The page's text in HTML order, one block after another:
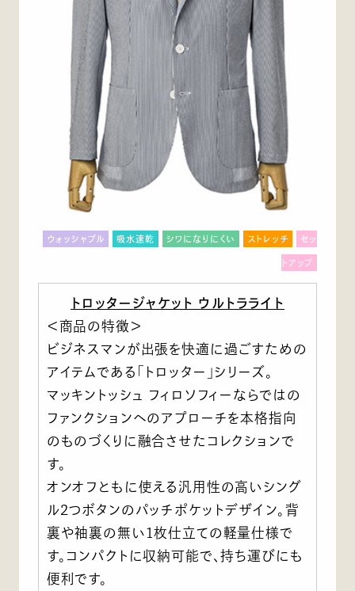
ウォッシャブル 吸水速乾 シワになりにくい ストレッチ セッ
トアップ
トロッタージャケット ウルトラライト
＜商品の特徴＞
ビジネスマンが出張を快適に過ごすための
アイテムである「トロッター」シリーズ。
マッキントッシュ フィロソフィーならではの
ファンクションへのアプローチを本格指向
のものづくりに融合させたコレクションで
す。
オンオフともに使える汎用性の高いシング
ル2つボタンのパッチポケットデザイン。背
裏や袖裏の無い1枚仕立ての軽量仕様で
す。コンパクトに収納可能で、持ち運びにも
便利です。